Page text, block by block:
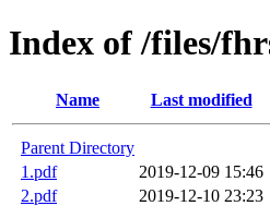
Index of /files/
Name Last modified
Parent Directory
1.pdf
2019-12-09 15:46
2.pdf
2019-12-10 23:23